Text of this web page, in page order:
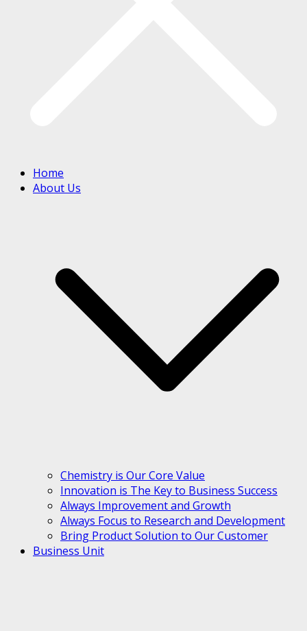
Home
About Us
Chemistry is Our Core Value
Innovation is The Key to Business Success
Always Improvement and Growth
Always Focus to Research and Development
Bring Product Solution to Our Customer
Business Unit